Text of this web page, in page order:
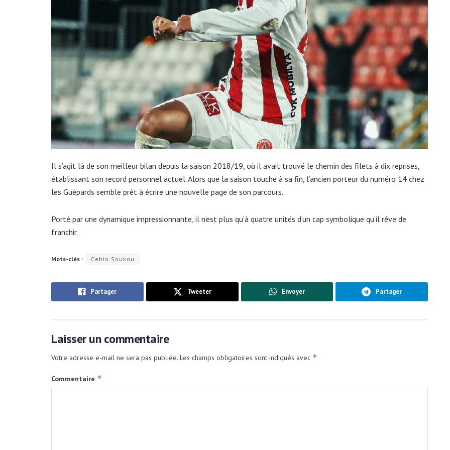
Il s’agit là de son meilleur bilan depuis la saison 2018/19, où il avait trouvé le chemin des filets à dix reprises,
établissant son record personnel actuel. Alors que la saison touche à sa fin, l’ancien porteur du numéro 14 chez
les Guépards semble prêt à écrire une nouvelle page de son parcours.
Porté par une dynamique impressionnante, il n’est plus qu’à quatre unités d’un cap symbolique qu’il rêve de
franchir.
Mots-clés : Cebio Soukou
Partager Tweeter Envoyer Partager
Laisser un commentaire
Votre adresse e-mail ne sera pas publiée. Les champs obligatoires sont indiqués avec *
Commentaire *